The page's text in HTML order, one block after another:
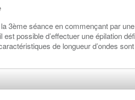
3ème séance en commençant par
il est possible d’effectuer une épilation
de longueur d’ondes